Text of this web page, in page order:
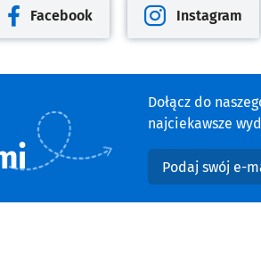
Otwiera się w nowej karcie
Facebook
Otwiera się w
Instagram
Dołącz do
najciekawsze
Podaj swój e-mail